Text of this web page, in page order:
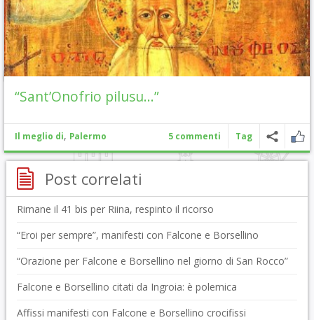
“Sant’Onofrio pilusu…”
Il meglio di, Palermo 5 commenti Tag
Post correlati
Rimane il 41 bis per Riina, respinto il ricorso
“Eroi per sempre”, manifesti con Falcone e Borsellino
“Orazione per Falcone e Borsellino nel giorno di San Rocco”
Falcone e Borsellino citati da Ingroia: è polemica
Affissi manifesti con Falcone e Borsellino crocifissi